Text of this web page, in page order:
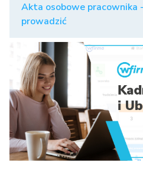
Akta osobowe pracownika
prowadzić